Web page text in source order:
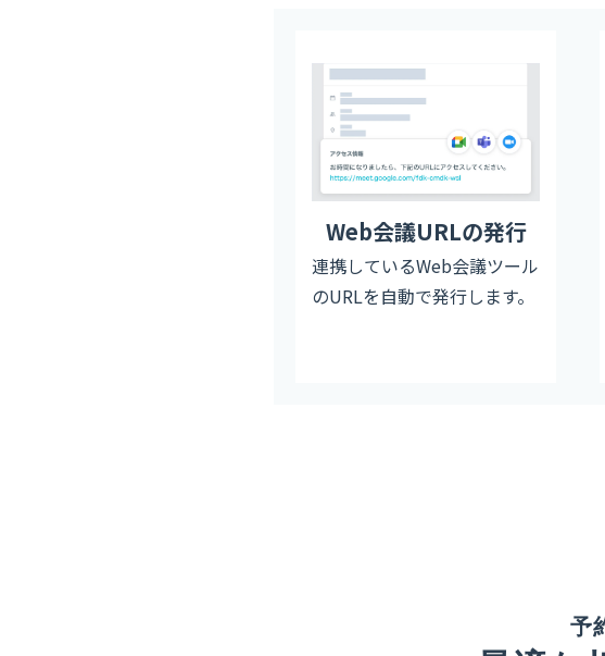
Web会議URLの発行
連携しているWeb会議ツール
のURLを自動で発行します。
予